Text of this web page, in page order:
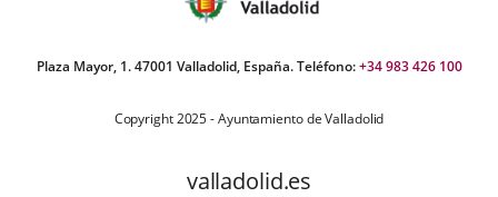
Plaza Mayor, 1. 47001 Valladolid, España. Teléfono:+34 983 426 100
Copyright 2025 - Ayuntamiento de Valladolid
valladolid.es